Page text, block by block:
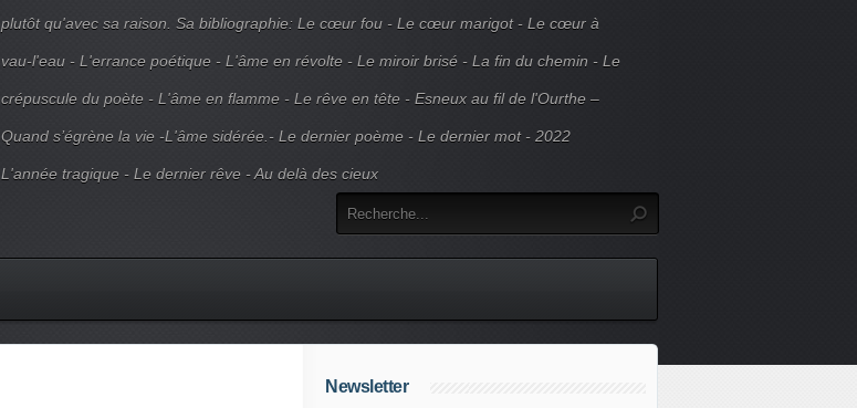
plutôt qu'avec sa raison. Sa bibliographie: Le cœur fou - Le cœur marigot - Le cœur à
vau-l'eau - L'errance poétique - L'âme en révolte - Le miroir brisé - La fin du chemin - Le
crépuscule du poète - L'âme en flamme - Le rêve en tête - Esneux au fil de l'Ourthe –
Quand s’égrène la vie -L'âme sidérée.- Le dernier poème - Le dernier mot - 2022
L'année tragique - Le dernier rêve - Au delà des cieux
Newsletter